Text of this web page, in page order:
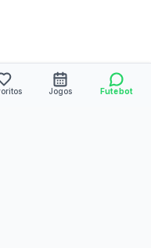
Jogos Futebot